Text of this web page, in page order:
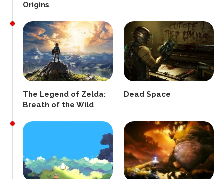
Origins
The Legend of Zelda:
Breath of the Wild
Dead Space